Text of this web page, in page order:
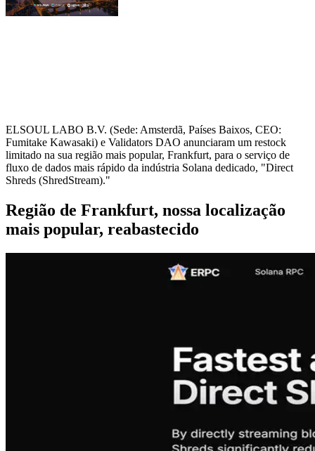
ELSOUL LABO B.V. (Sede: Amsterdã, Países Baixos, CEO:
Fumitake Kawasaki) e Validators DAO anunciaram um restock
limitado na sua região mais popular, Frankfurt, para o serviço de
fluxo de dados mais rápido da indústria Solana dedicado, "Direct
Shreds (ShredStream)."
Região de Frankfurt, nossa localização
mais popular, reabastecido